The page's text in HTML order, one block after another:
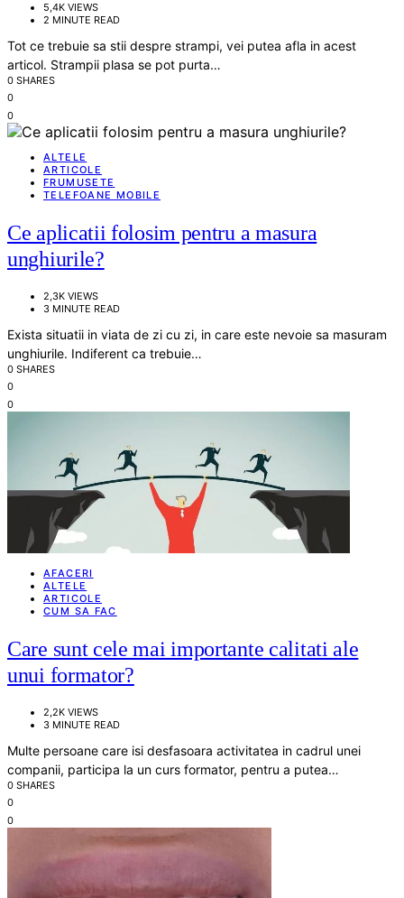
5,4K VIEWS
2 MINUTE READ
Tot ce trebuie sa stii despre strampi, vei putea afla in acest
articol. Strampii plasa se pot purta…
0 SHARES
0
0
ALTELE
ARTICOLE
FRUMUSETE
TELEFOANE MOBILE
Ce aplicatii folosim pentru a masura
unghiurile?
2,3K VIEWS
3 MINUTE READ
Exista situatii in viata de zi cu zi, in care este nevoie sa masuram
unghiurile. Indiferent ca trebuie…
0 SHARES
0
0
AFACERI
ALTELE
ARTICOLE
CUM SA FAC
Care sunt cele mai importante calitati ale
unui formator?
2,2K VIEWS
3 MINUTE READ
Multe persoane care isi desfasoara activitatea in cadrul unei
companii, participa la un curs formator, pentru a putea…
0 SHARES
0
0